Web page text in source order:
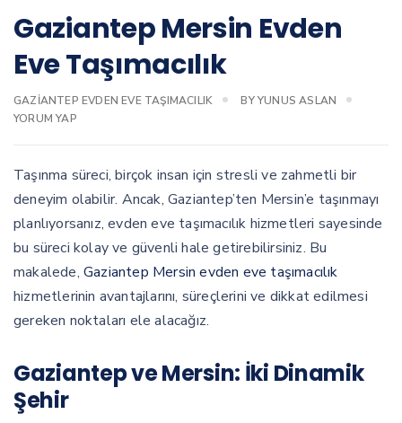
Gaziantep Mersin Evden
Eve Taşımacılık
GAZIANTEP EVDEN EVE TAŞIMACILIK BYYUNUS ASLAN
YORUM YAP
Taşınma süreci, birçok insan için stresli ve zahmetli bir
deneyim olabilir. Ancak, Gaziantep’ten Mersin’e taşınmayı
planlıyorsanız, evden eve taşımacılık hizmetleri sayesinde
bu süreci kolay ve güvenli hale getirebilirsiniz. Bu
makalede, Gaziantep Mersin evden eve taşımacılık
hizmetlerinin avantajlarını, süreçlerini ve dikkat edilmesi
gereken noktaları ele alacağız.
Gaziantep ve Mersin: İki Dinamik
Şehir